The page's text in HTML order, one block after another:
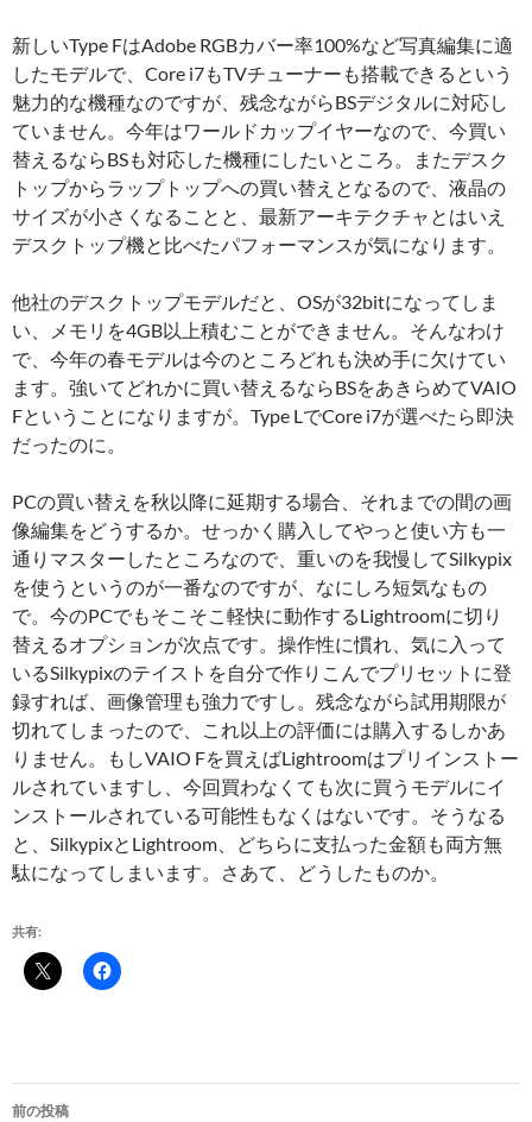
新しいType FはAdobe RGBカバー率100%など写真編集に適
したモデルで、Core i7もTVチューナーも搭載できるという
魅力的な機種なのですが、残念ながらBSデジタルに対応し
ていません。今年はワールドカップイヤーなので、今買い
替えるならBSも対応した機種にしたいところ。またデスク
トップからラップトップへの買い替えとなるので、液晶の
サイズが小さくなることと、最新アーキテクチャとはいえ
デスクトップ機と比べたパフォーマンスが気になります。
他社のデスクトップモデルだと、OSが32bitになってしま
い、メモリを4GB以上積むことができません。そんなわけ
で、今年の春モデルは今のところどれも決め手に欠けてい
ます。強いてどれかに買い替えるならBSをあきらめてVAIO
Fということになりますが。Type LでCore i7が選べたら即決
だったのに。
PCの買い替えを秋以降に延期する場合、それまでの間の画
像編集をどうするか。せっかく購入してやっと使い方も一
通りマスターしたところなので、重いのを我慢してSilkypix
を使うというのが一番なのですが、なにしろ短気なもの
で。今のPCでもそこそこ軽快に動作するLightroomに切り
替えるオプションが次点です。操作性に慣れ、気に入って
いるSilkypixのテイストを自分で作りこんでプリセットに登
録すれば、画像管理も強力ですし。残念ながら試用期限が
切れてしまったので、これ以上の評価には購入するしかあ
りません。もしVAIO Fを買えばLightroomはプリインストー
ルされていますし、今回買わなくても次に買うモデルにイ
ンストールされている可能性もなくはないです。そうなる
と、SilkypixとLightroom、どちらに支払った金額も両方無
駄になってしまいます。さあて、どうしたものか。
共有:
投
前の投稿